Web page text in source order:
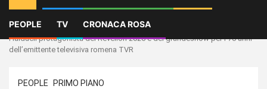
PEOPLE TV CRONACA ROSA
Home
PEOPLE
Haiducii protagonista del Revelion 2026 e del grandeshow per i 70 anni
dell’emittente televisiva romena TVR
PEOPLE PRIMO PIANO